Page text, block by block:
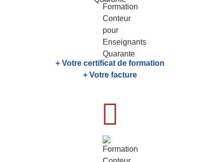
+ Votre certificat de formation
+ Votre facture